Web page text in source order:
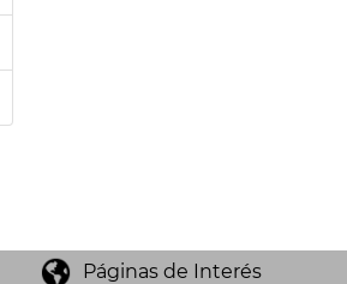
Páginas de Interés